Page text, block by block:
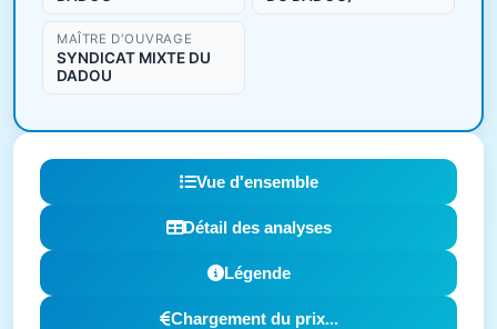
MAÎTRE D'OUVRAGE
SYNDICAT MIXTE DU
DADOU
Vue d'ensemble
Détail des analyses
Légende
Chargement du prix...